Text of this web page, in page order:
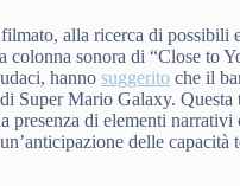
alla ricerca di possibili
colonna sonora di “Close to
hannosuggerito che il
Super Mario Galaxy. Questa
di elementi narrativi
delle